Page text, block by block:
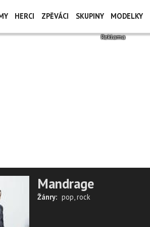
HERCI ZPĚVÁCI SKUPINY MODELKY
Mandrage
Žánry: pop,rock